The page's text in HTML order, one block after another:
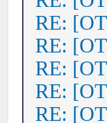
RE:
RE:
RE:
RE:
RE: